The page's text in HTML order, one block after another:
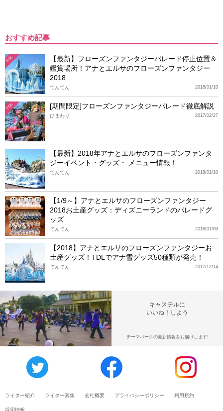
おすすめ記事
TDL
【最新】フローズンファンタジーパレード停止位置＆
鑑賞場所！アナとエルサのフローズンファンタジー
2018
2018/01/10
てんてん
TDL [期間限定]フローズンファンタジーパレード徹底解説
2017/02/27
ひまわり
【最新】2018年アナとエルサのフローズンファンタ
ジーイベント・グッズ・ メニュー情報！
2018/01/10
てんてん
【1/9～】アナとエルサのフローズンファンタジー
2018お土産グッズ：ディズニーランドのパレードグ
ッズ
2018/01/09
てんてん
【2018】アナとエルサのフローズンファンタジーお
土産グッズ！TDLでアナ雪グッズ50種類が発売！
2017/12/14
てんてん
キャステルに
いいね！しよう
テーマパークの最新情報をお届けします!
ライター紹介 ライター募集 会社概要 プライバシーポリシー 利用規約
採用情報